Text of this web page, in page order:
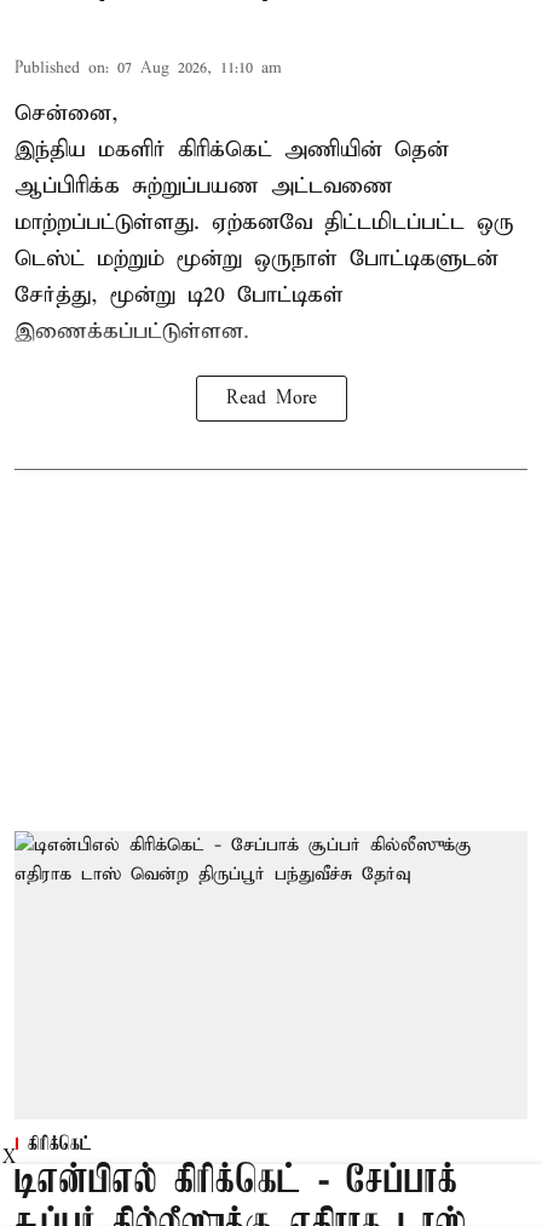
Published on: 07 Aug 2026, 11:10 am
சென்னை,
இந்திய மகளிர் கிரிக்கெட் அணியின் தென்
ஆப்பிரிக்க சுற்றுப்பயண அட்டவணை
மாற்றப்பட்டுள்ளது. ஏற்கனவே திட்டமிடப்பட்ட ஒரு
டெஸ்ட் மற்றும் மூன்று ஒருநாள் போட்டிகளுடன்
சேர்த்து, மூன்று டி20 போட்டிகள்
இணைக்கப்பட்டுள்ளன.
Read More
கிரிக்கெட்
டிஎன்பிஎல் கிரிக்கெட் - சேப்பாக்
X